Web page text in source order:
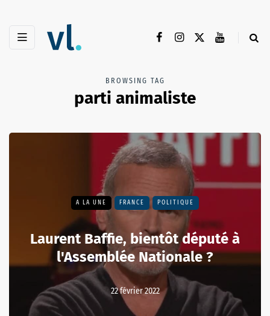
BROWSING TAG
parti animaliste
A LA UNE FRANCE POLITIQUE
Laurent Baffie, bientôt député à
l'Assemblée Nationale ?
22 février 2022